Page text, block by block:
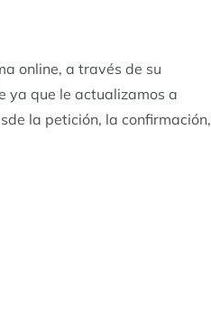
online, a través de su
ya que le actualizamos a
la petición, la confirmación,